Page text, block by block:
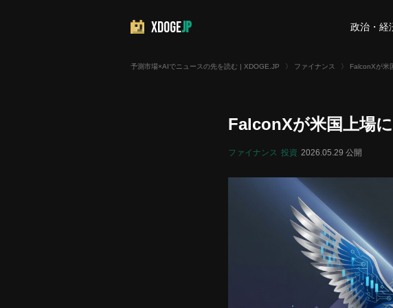
XDOGEJP 政治・経
予測市場×AIでニュースの先を読む | XDOGE.JP 〉 ファイナンス 〉 FalconXが米
FalconXが米国上場
ファイナンス 投資 2026.05.29 公開